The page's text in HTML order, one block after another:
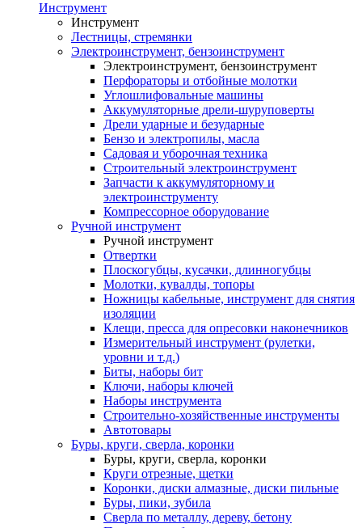
Инструмент
Инструмент
Лестницы, стремянки
Электроинструмент, бензоинструмент
Электроинструмент, бензоинструмент
Перфораторы и отбойные молотки
Углошлифовальные машины
Аккумуляторные дрели-шуруповерты
Дрели ударные и безударные
Бензо и электропилы, масла
Садовая и уборочная техника
Строительный электроинструмент
Запчасти к аккумуляторному и
электроинструменту
Компрессорное оборудование
Ручной инструмент
Ручной инструмент
Отвертки
Плоскогубцы, кусачки, длинногубцы
Молотки, кувалды, топоры
Ножницы кабельные, инструмент для снятия
изоляции
Клещи, пресса для опресовки наконечников
Измерительный инструмент (рулетки,
уровни и т.д.)
Биты, наборы бит
Ключи, наборы ключей
Наборы инструмента
Строительно-хозяйственные инструменты
Автотовары
Буры, круги, сверла, коронки
Буры, круги, сверла, коронки
Круги отрезные, щетки
Коронки, диски алмазные, диски пильные
Буры, пики, зубила
Сверла по металлу, дереву, бетону